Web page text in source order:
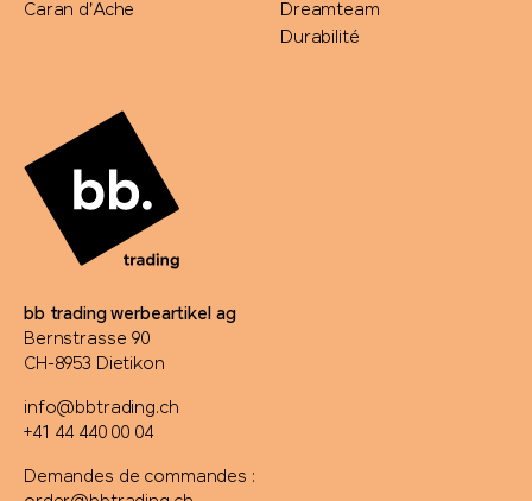
Caran d'Ache
Dreamteam
Durabilité
bb trading werbeartikel ag
Bernstrasse 90
CH-8953 Dietikon
info@bbtrading.ch
+41 44 440 00 04
Demandes de commandes :